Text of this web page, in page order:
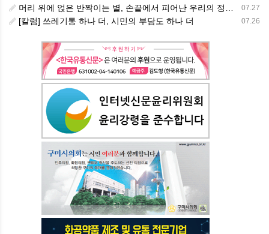
07.27
머리 위에 얹은 반짝이는 별, 손끝에서 피어난 우리의 정체성
07.26
[칼럼] 쓰레기통 하나 더, 시민의 부담도 하나 더